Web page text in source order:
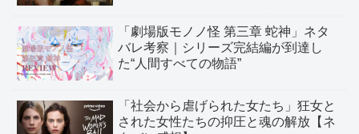
「劇場版モノノ怪 第三章 蛇神」ネタ
バレ考察｜シリーズ完結編が到達し
た“人間すべての物語”
「社会から虐げられた女たち」狂女と
された女性たちの抑圧と魂の解放【ネ